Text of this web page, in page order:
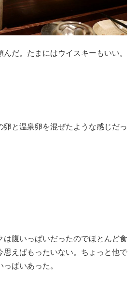
だ。たまにはウイスキーもいい。
卵と温泉卵を混ぜたような感じだっ
は腹いっぱいだったのでほとんど食
思えばもったいない。ちょっと他で
ぱいあった。